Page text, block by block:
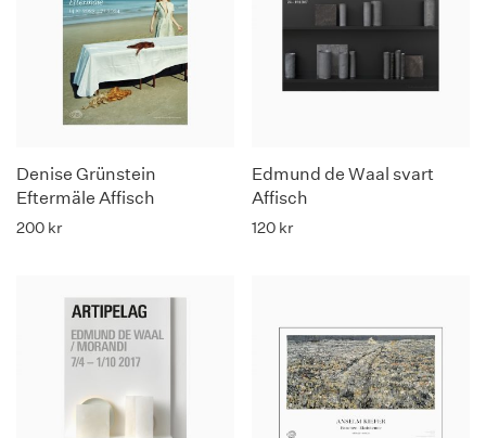
Denise Grünstein
Eftermäle Affisch
200 kr
Edmund de Waal svart
Affisch
120 kr